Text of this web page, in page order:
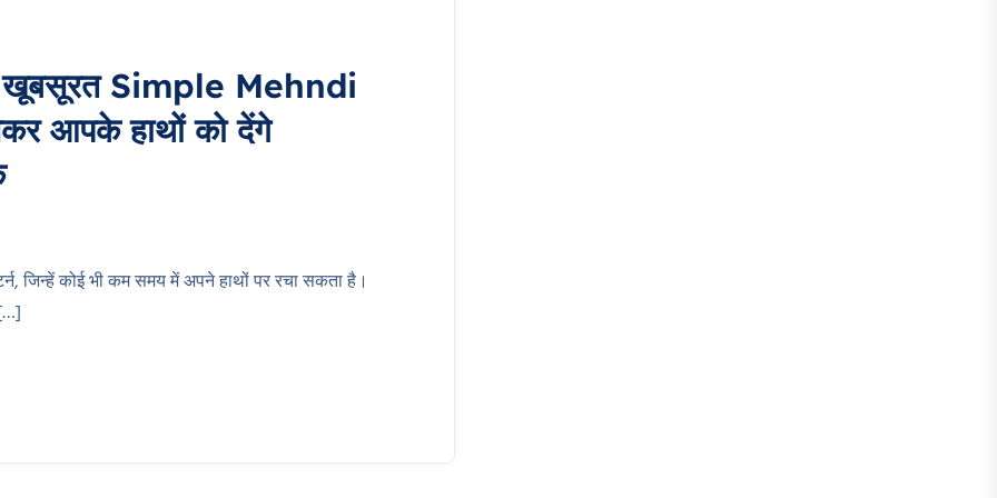
Simple Mehndi
आपके हाथों को देंगे
कोई भी कम समय में अपने हाथों पर रचा सकता है।